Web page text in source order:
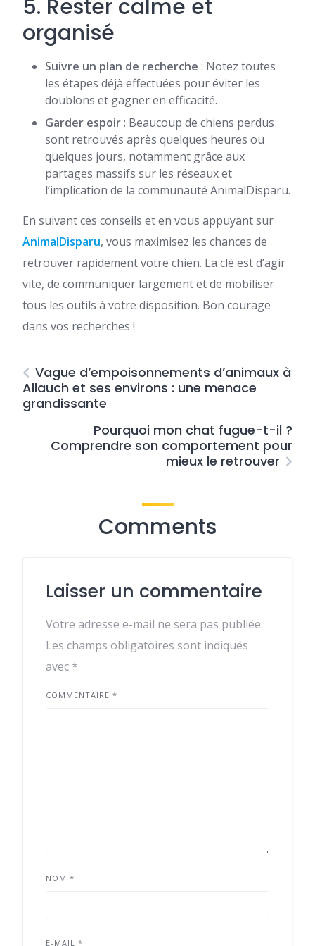
5. Rester calme et
organisé
Suivre un plan de recherche : Notez toutes
les étapes déjà effectuées pour éviter les
doublons et gagner en efficacité.
Garder espoir: Beaucoup de chiens perdus
sont retrouvés après quelques heures ou
quelques jours, notamment grâce aux
partages massifs sur les réseaux et
l’implication de la communauté AnimalDisparu.
En suivant ces conseils et en vous appuyant sur
AnimalDisparu, vous maximisez les chances de
retrouver rapidement votre chien. La clé est d’agir
vite, de communiquer largement et de mobiliser
tous les outils à votre disposition. Bon courage
dans vos recherches !
Vague d’empoisonnements d’animaux à
Allauch et ses environs : une menace
grandissante
Pourquoi mon chat fugue-t-il ?
Comprendre son comportement pour
mieux le retrouver
Comments
Laisser un commentaire
Votre adresse e-mail ne sera pas publiée.
Les champs obligatoires sont indiqués
avec *
COMMENTAIRE *
NOM *
E-MAIL *